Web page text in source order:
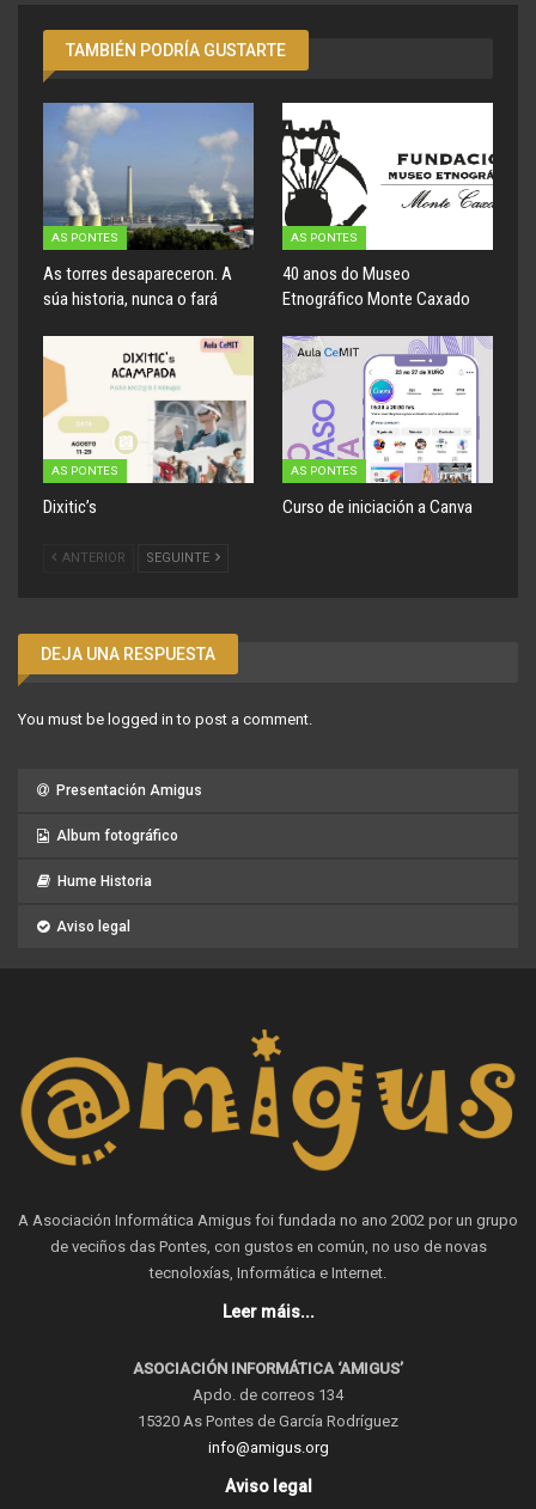
TAMBIÉN PODRÍA GUSTARTE
AS PONTES
As torres desapareceron. A
súa historia, nunca o fará
AS PONTES
40 anos do Museo
Etnográfico Monte Caxado
AS PONTES
Dixitic’s
AS PONTES
Curso de iniciación a Canva
ANTERIOR SEGUINTE
DEJA UNA RESPUESTA
You must be logged in to post a comment.
Presentación Amigus
Album fotográfico
Hume Historia
Aviso legal
A Asociación Informática Amigus foi fundada no ano 2002 por un grupo
de veciños das Pontes, con gustos en común, no uso de novas
tecnoloxías, Informática e Internet.
Leer máis...
ASOCIACIÓN INFORMÁTICA ‘AMIGUS’
Apdo. de correos 134
15320 As Pontes de García Rodríguez
info@amigus.org
Aviso legal